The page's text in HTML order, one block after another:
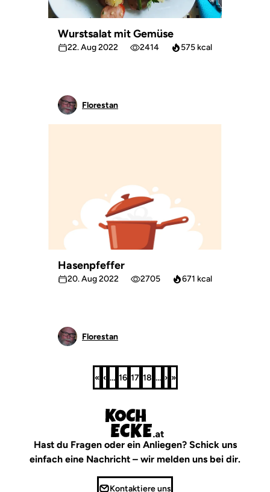
Wurstsalat mit Gemüse
22. Aug 2022 2414 575 kcal
Florestan
Hasenpfeffer
20. Aug 2022 2705 671 kcal
Florestan
Erste
«
Vorherige
‹ …
Seite
16
Seite
17
Seite
18 … › »
Hast du Fragen oder ein Anliegen? Schick uns
einfach eine Nachricht – wir melden uns bei dir.
Kontaktiere uns